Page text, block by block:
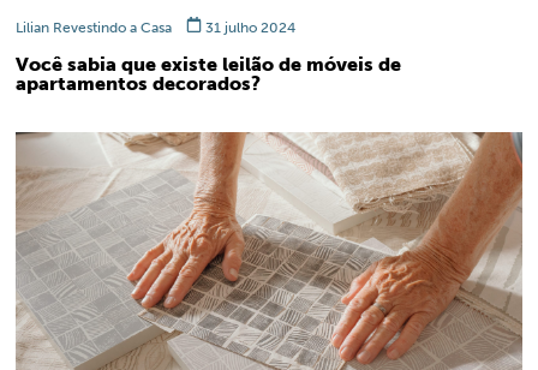
Lilian Revestindo a Casa 31 julho 2024
Você sabia que existe leilão de móveis de
apartamentos decorados?